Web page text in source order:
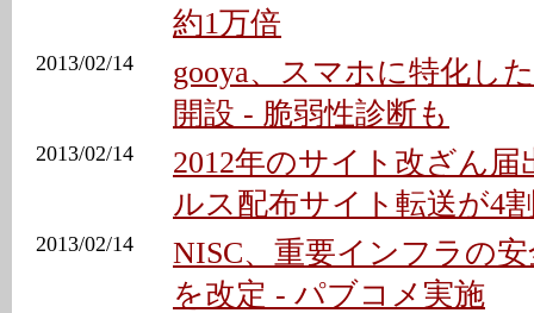
約1万倍
2013/02/14
gooya、スマホに特化し
開設 - 脆弱性診断も
2013/02/14
2012年のサイト改ざん届
ルス配布サイト転送が4
2013/02/14
NISC、重要インフラの
を改定 - パブコメ実施